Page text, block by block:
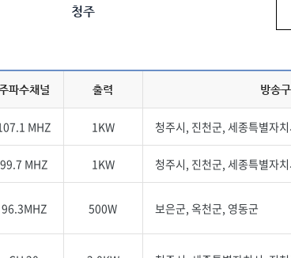
청주
파수채널 출력 방송
MHZ 1KW 청주시, 진천군, 세종특별자
99.7 MHZ 1KW 청주시, 진천군, 세종특별자
96.3MHZ 500W 보은군, 옥천군, 영동군